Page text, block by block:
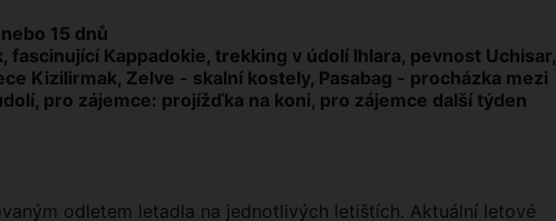
15 dnů
Kappadokie, trekking v údolí Ihlara, pevnost Uchisar,
Kizilirmak, Zelve - skalní kostely, Pasabag - procházka mezi
pro zájemce: projížďka na koni, pro zájemce další týden
odletem letadla na jednotlivých letištích. Aktuální letové